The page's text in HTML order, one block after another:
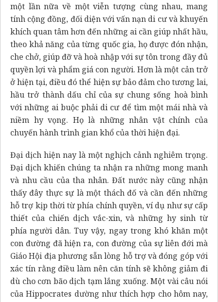
một lần nữa về một viễn tượng cùng nhau, mang
tính cộng đồng, đối diện với vấn nạn di cư và khuyến
khích quan tâm hơn đến những ai cần giúp nhất hầu,
theo khả năng của từng quốc gia, họ được đón nhận,
che chở, giúp đỡ và hoà nhập với sự tôn trong đầy đủ
quyền lợi và phẩm giá con người. Hơn là một cản trở
ở hiện tại, điều đó thể hiện sự bảo đảm cho tương lai,
hầu trở thành dấu chỉ của sự chung sống hoà bình
với những ai buộc phải di cư để tìm một mái nhà và
niềm hy vọng. Họ là những nhân vật chính của
chuyến hành trình gian khổ của thời hiện đại.
Đại dịch hiện nay là một nghịch cảnh nghiêm trọng.
Đại dịch khiến chúng ta nhận ra những mong manh
và nhu cầu của tha nhân. Đất nước này cũng nhận
thấy đây thực sự là một thách đố và cần đến những
hỗ trợ kịp thời từ phía chính quyền, ví dụ như sự cấp
thiết của chiến dịch vắc-xin, và những hy sinh từ
phía người dân. Tuy vậy, ngay trong khó khăn một
con đường đã hiện ra, con đường của sự liên đới mà
Giáo Hội địa phương sẵn lòng hỗ trợ và đóng góp với
xác tín rằng điều làm nên căn tính sẽ không giảm đi
dù cho cơn bão dịch tạm lắng xuống. Một vài câu nói
của Hippocrates dường như thích hợp cho hôm nay,